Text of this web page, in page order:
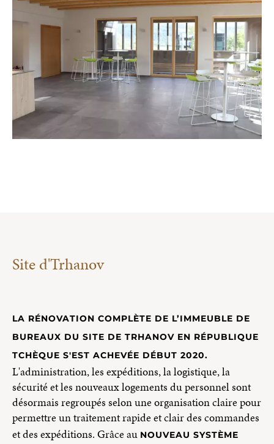
Site d'Trhanov
LA RÉNOVATION COMPLÈTE DE L’IMMEUBLE DE
BUREAUX DU SITE DE TRHANOV EN RÉPUBLIQUE
TCHÈQUE S'EST ACHEVÉE DÉBUT 2020.
L'administration, les expéditions, la logistique, la
sécurité et les nouveaux logements du personnel sont
désormais regroupés selon une organisation claire pour
permettre un traitement rapide et clair des commandes
et des expéditions. Grâce au NOUVEAU SYSTÈME